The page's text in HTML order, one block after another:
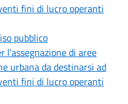
fini di lucro operanti
pubblico
l'assegnazione di aree
urbana da destinarsi ad
fini di lucro operanti